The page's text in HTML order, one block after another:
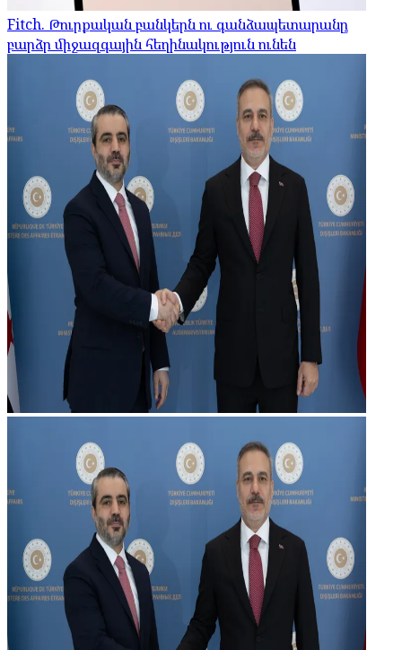
Fitch. Թուրքական բանկերն ու գանձապետարանը
բարձր միջազգային հեղինակություն ունեն